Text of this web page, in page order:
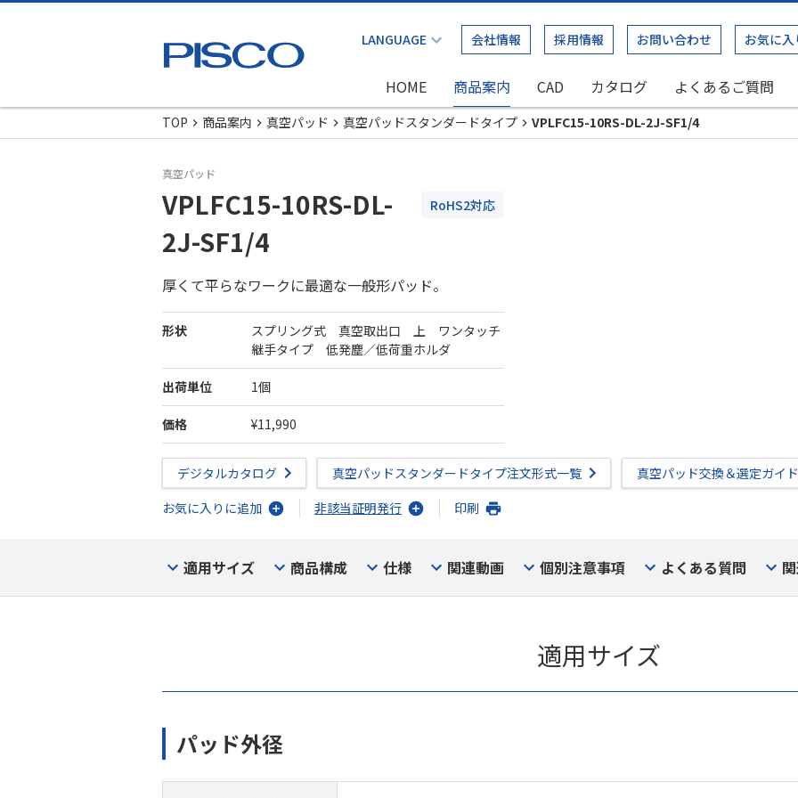
会社情報 採用情報 お問い合わせ お気に入
HOME 商品案内 CAD カタログ よくあるご質問
TOP
商品案内 真空パッド 真空パッドスタンダードタイプ VPLFC15-10RS-DL-2J-SF1/4
真空パッド
VPLFC15-10RS-DL-
2J-SF1/4
RoHS2対応
厚くて平らなワークに最適な一般形パッド。
形状
スプリング式 真空取出口 上 ワンタッチ
継手タイプ 低発塵／低荷重ホルダ
出荷単位 1個
価格 ¥11,990
デジタルカタログ 真空パッドスタンダードタイプ注文形式一覧
真空パッド交換＆選定ガイド
お気に入りに追加
非該当証明発行 印刷
適用サイズ 商品構成 仕様 関連動画 個別注意事項 よくある質問
適用サイズ
パッド外径